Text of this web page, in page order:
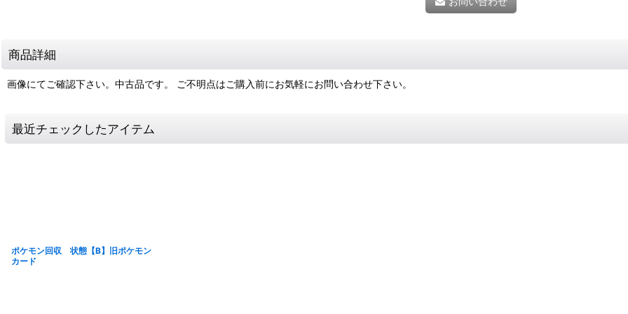
商品詳細
画像にてご確認下さい。中古品です。 ご不明点はご購入前にお気軽にお問い合わせ下さい。
最近チェックしたアイテム
ポケモン回収 状態【B】旧ポケモン
カード